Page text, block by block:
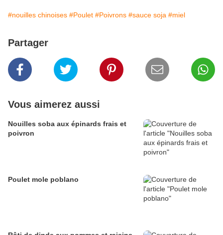
#nouilles chinoises #Poulet #Poivrons #sauce soja #miel
Partager
Vous aimerez aussi
Nouilles soba aux épinards frais et
poivron
Poulet mole poblano